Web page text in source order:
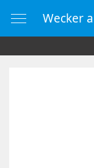
Wecker